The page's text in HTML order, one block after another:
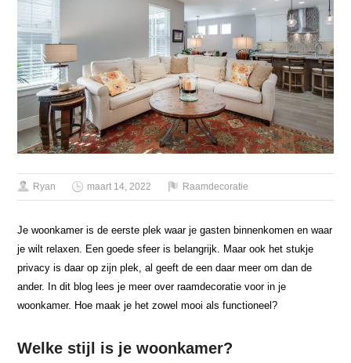
Ryan maart 14, 2022 Raamdecoratie
Je woonkamer is de eerste plek waar je gasten binnenkomen en waar
je wilt relaxen. Een goede sfeer is belangrijk. Maar ook het stukje
privacy is daar op zijn plek, al geeft de een daar meer om dan de
ander. In dit blog lees je meer over raamdecoratie voor in je
woonkamer. Hoe maak je het zowel mooi als functioneel?
Welke stijl is je woonkamer?